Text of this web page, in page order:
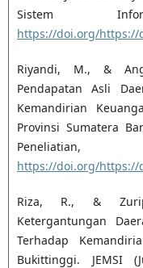
Sistem
https://doi.org/https://
Riyandi, M., &
Pendapatan Asli
Kemandirian
Provinsi Sumatera
https://doi.org/https://
Riza, R., &
Ketergantungan
Terhadap
Bukittinggi. JEMSI